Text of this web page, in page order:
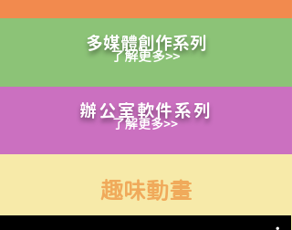
​多媒體創作系列
了解更多>>
​辦公室軟件系列
了解更多>>
趣味動畫